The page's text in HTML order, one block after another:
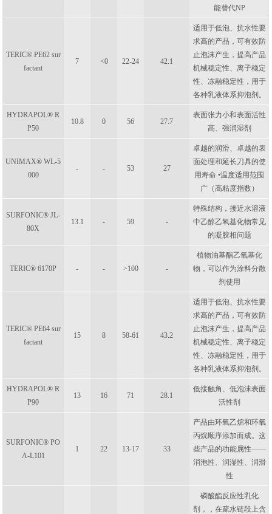
能替代NP
TERIC® PE62 sur
factant
7 <0 22-24 42.1
适用于低泡、抗水性要
求高的产品，可有效防
止泡沫产生，提高产品
机械稳定性、离子稳定
性、冻融稳定性，用于
各种乳液体系抑泡剂。
HYDRAPOL® R
P50
10.8 0 56 27.7
表面张力小和表面活性
高、强润湿剂
UNIMAX® WL-5
000
- - 53 27
卓越的润滑、卓越的表
面处理和延长刀具的使
用寿命 •温度适用范围
广（高粘度指数）
SURFONIC® JL-
80X
13.1 - 59 -
特殊结构，接近水溶液
中乙醇乙氧基化物常见
的凝胶相问题
TERIC® 6170P - - >100 -
植物油基酯乙氧基化
物，可以作为涂料分散
剂使用
TERIC® PE64 sur
factant
15 8 58-61 43.2
适用于低泡、抗水性要
求高的产品，可有效防
止泡沫产生，提高产品
机械稳定性、离子稳定
性、冻融稳定性，用于
各种乳液体系抑泡剂。
HYDRAPOL® R
P90
13 16 71 28.1
低接触角、低泡沫表面
活性剂
SURFONIC® PO
A-L101
1 22 13-17 33
产品由环氧乙烷和环氧
丙烷顺序添加而成。这
些产品的功能属性——
消泡性、润湿性、润滑
性
磷酸酯反应性乳化
剂，，在疏水链段上含